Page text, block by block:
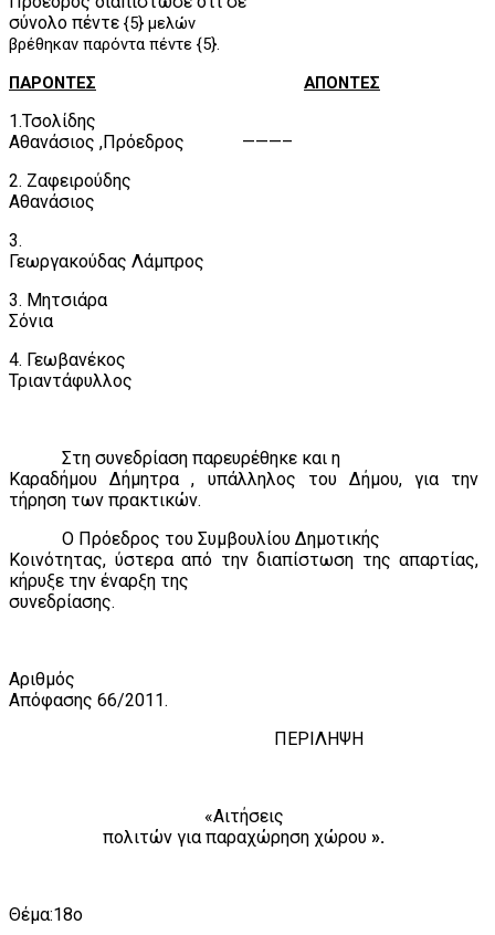
σύνολο πέντε {5} μελών
βρέθηκαν παρόντα πέντε {5}.
ΠΑΡΟΝΤΕΣ
ΑΠΟΝΤΕΣ
1.Τσολίδης
Αθανάσιος ,Πρόεδρος
———–
2. Ζαφειρούδης
Αθανάσιος
3.
Γεωργακούδας Λάμπρος
3. Μητσιάρα
Σόνια
4. Γεωβανέκος
Τριαντάφυλλος
Στη συνεδρίαση παρευρέθηκε και η
Καραδήμου Δήμητρα , υπάλληλος του Δήμου, για την
τήρηση των πρακτικών.
Ο Πρόεδρος του Συμβουλίου Δημοτικής
Κοινότητας, ύστερα από την διαπίστωση της απαρτίας,
κήρυξε την έναρξη της
συνεδρίασης.
Αριθμός
Απόφασης 66/2011.
ΠΕΡΙΛΗΨΗ
«Αιτήσεις
πολιτών για παραχώρηση χώρου».
Θέμα:18ο